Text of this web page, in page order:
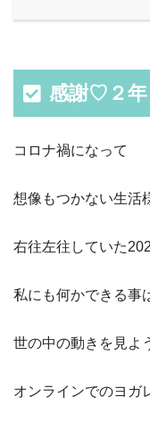
感謝♡２年
コロナ禍になって
想像もつかない生活
右往左往していた
私にも何かできる事
世の中の動きを見よ
オンラインでのヨガ